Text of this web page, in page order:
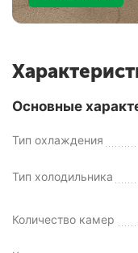
Основные
Тип охлаждения
Тип холодильника
Количество камер